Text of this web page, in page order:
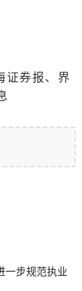
证券报、界
一步规范执业